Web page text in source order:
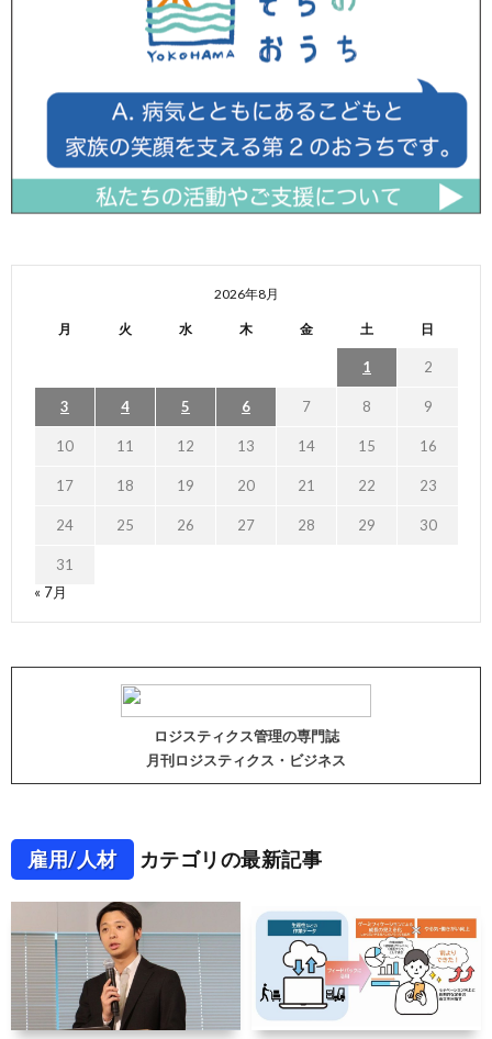
2026年8月
月 火 水 木 金 土 日
1 2
3 4 5 6 7 8 9
10 11 12 13 14 15 16
17 18 19 20 21 22 23
24 25 26 27 28 29 30
31
« 7月
ロジスティクス管理の専門誌
月刊ロジスティクス・ビジネス
雇用/人材 カテゴリの最新記事